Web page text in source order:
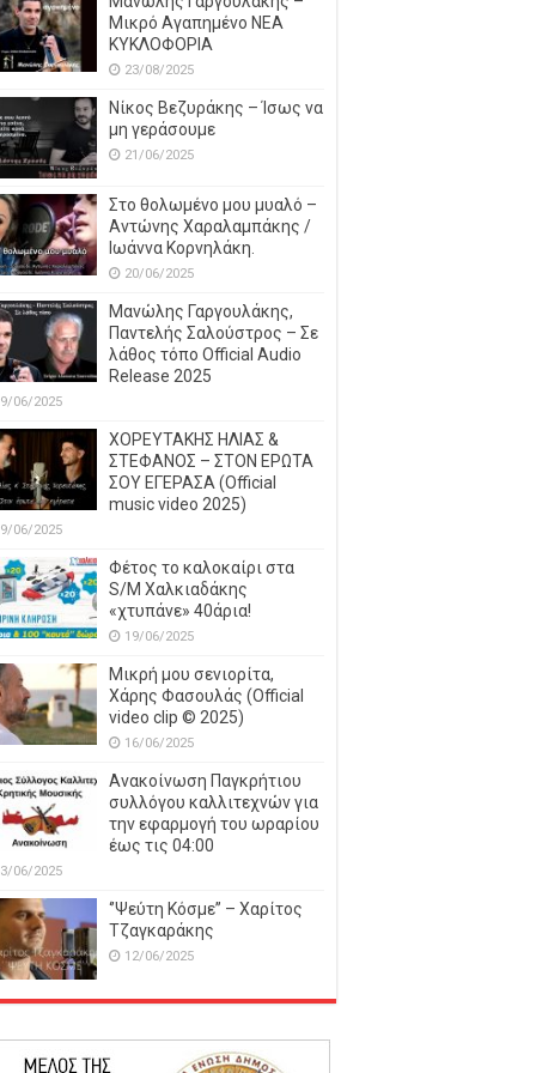
Μικρό Αγαπημένο NEΑ
ΚΥΚΛΟΦΟΡΙΑ
23/08/2025
Νίκος Βεζυράκης – Ίσως να
μη γεράσουμε
21/06/2025
Στο θολωμένο μου μυαλό –
Αντώνης Χαραλαμπάκης /
Ιωάννα Κορνηλάκη.
20/06/2025
Μανώλης Γαργουλάκης,
Παντελής Σαλούστρος – Σε
λάθος τόπο Official Audio
Release 2025
06/2025
ΧΟΡΕΥΤΑΚΗΣ ΗΛΙΑΣ &
ΣΤΕΦΑΝΟΣ – ΣΤΟΝ ΕΡΩΤΑ
ΣΟΥ ΕΓΕΡΑΣΑ (Official
music video 2025)
06/2025
Φέτος το καλοκαίρι στα
S/M Χαλκιαδάκης
«χτυπάνε» 40άρια!
19/06/2025
Μικρή μου σενιορίτα,
Χάρης Φασουλάς (Official
video clip © 2025)
16/06/2025
Ανακοίνωση Παγκρήτιου
συλλόγου καλλιτεχνών για
την εφαρμογή του ωραρίου
έως τις 04:00
06/2025
‘’Ψεύτη Κόσμε’’ – Χαρίτος
Τζαγκαράκης
12/06/2025